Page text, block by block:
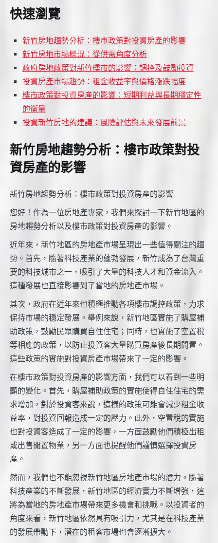
快速瀏覽
新竹房地趨勢分析：樓市政策對投資房產的影響
新竹房地市場概況：從供需角度分析
政府房地政策對新竹樓市的影響：調控及鼓勵投資
投資房產市場趨勢：租金收益率與價格漲跌幅度
樓市政策對投資房產的影響：短期利益與長期穩定性
的衡量
投資新竹房地的建議：風險評估與未來發展前景
新竹房地趨勢分析：樓市政策對投
資房產的影響
新竹房地趨勢分析：樓市政策對投資房產的影響
您好！作為一位房地產專家，我們來探討一下新竹地區的
房地趨勢分析以及樓市政策對投資房產的影響。
近年來，新竹地區的房地產市場呈現出一些值得關注的趨
勢。首先，隨著科技產業的蓬勃發展，新竹成為了台灣重
要的科技城市之一，吸引了大量的科技人才和資金流入。
這種發展也直接影響到了當地的房地產市場。
其次，政府在近年來也積極推動各項樓市調控政策，力求
保持市場的穩定發展。舉例來說，新竹地區實施了購屋補
助政策，鼓勵民眾購買自住住宅；同時，也實施了空置稅
等相應的政策，以防止投資客大量購買房產後長期閒置。
這些政策的實施對投資房產市場帶來了一定的影響。
在樓市政策對投資房產的影響方面，我們可以看到一些明
顯的變化。首先，購屋補助政策的實施使得自住住宅的需
求增加，對於投資客來說，這樣的政策可能會減少租金收
益率，對投資回報造成一定的壓力。此外，空置稅的實施
也對投資客造成了一定的影響，一方面鼓勵他們積極出租
或出售閒置物業，另一方面也提醒他們謹慎選擇投資房
產。
然而，我們也不能忽視新竹地區房地產市場的潛力。隨著
科技產業的不斷發展，新竹地區的經濟實力不斷增強，這
將為當地的房地產市場帶來更多機會和挑戰。以投資者的
角度來看，新竹地區依然具有吸引力，尤其是在科技產業
的發展帶動下，潛在的租客市場也會逐漸擴大。